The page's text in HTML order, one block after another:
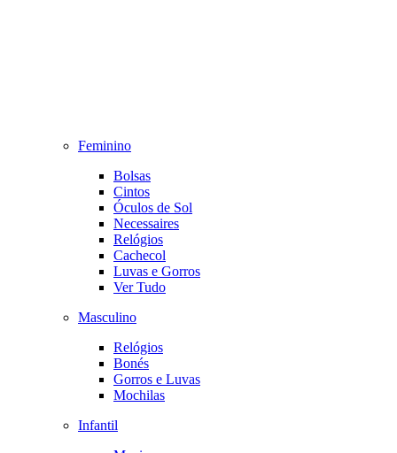
Feminino
Bolsas
Cintos
Óculos de Sol
Necessaires
Relógios
Cachecol
Luvas e Gorros
Ver Tudo
Masculino
Relógios
Bonés
Gorros e Luvas
Mochilas
Infantil